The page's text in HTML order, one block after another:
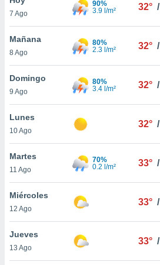
en
más
nuestra
de
cookies
aceptar
7 Ago
90%
3.9 l/m²
32° /
Mañana
8 Ago
80%
2.3 l/m²
32° /
Domingo
9 Ago
80%
3.4 l/m²
32° /
Lunes
10 Ago
32° /
Martes
11 Ago
70%
0.2 l/m²
33° /
Miércoles
12 Ago
33° /
Jueves
13 Ago
33° /